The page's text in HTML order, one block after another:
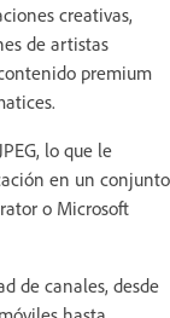
creativas,
de artistas
premium
lo que le
en un conjunto
o Microsoft
de canales, desde